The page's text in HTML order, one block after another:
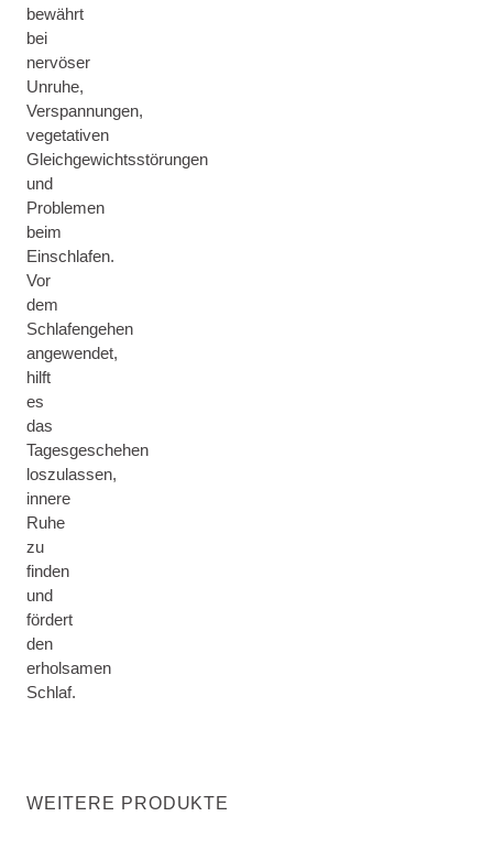
bewährt
bei
nervöser
Unruhe,
Verspannungen,
vegetativen
Gleichgewichtsstörungen
und
Problemen
beim
Einschlafen.
Vor
dem
Schlafengehen
angewendet,
hilft
es
das
Tagesgeschehen
loszulassen,
innere
Ruhe
zu
finden
und
fördert
den
erholsamen
Schlaf.
WEITERE PRODUKTE